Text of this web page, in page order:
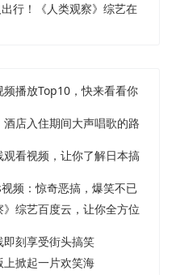
行！《人类观察》综艺在
播放Top10，快来看看你
酒店入住期间大声唱歌的路
看视频，让你了解日本搞
频：惊奇恶搞，爆笑不已
综艺百度云，让你全方位
即刻享受街头搞笑
掀起一片欢笑海